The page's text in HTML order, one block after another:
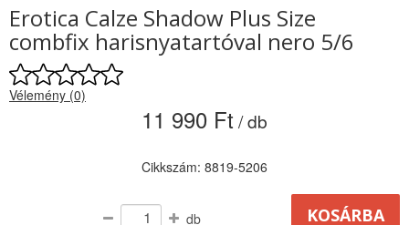
Erotica Calze Shadow Plus Size
combfix harisnyatartóval nero 5/6
Vélemény (0)
11 990 Ft / db
Cikkszám: 8819-5206
db